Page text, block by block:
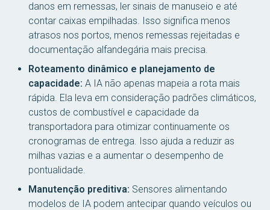
danos em remessas, ler sinais de manuseio e até
contar caixas empilhadas. Isso significa menos
atrasos nos portos, menos remessas rejeitadas e
documentação alfandegária mais precisa.
Roteamento dinâmico e planejamento de
capacidade: A IA não apenas mapeia a rota mais
rápida. Ela leva em consideração padrões climáticos,
custos de combustível e capacidade da
transportadora para otimizar continuamente os
cronogramas de entrega. Isso ajuda a reduzir as
milhas vazias e a aumentar o desempenho de
pontualidade.
Manutenção preditiva: Sensores alimentando
modelos de IA podem antecipar quando veículos ou